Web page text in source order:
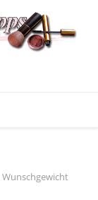
Wunschgewicht